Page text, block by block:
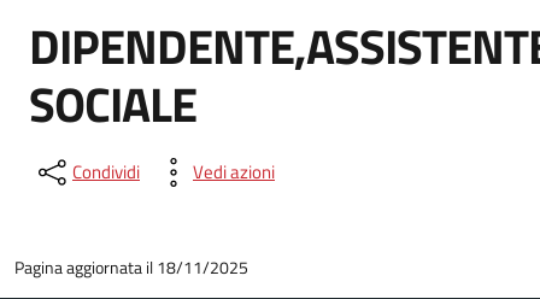
SOCIALE
Condividi Vedi azioni
Pagina aggiornata il 18/11/2025